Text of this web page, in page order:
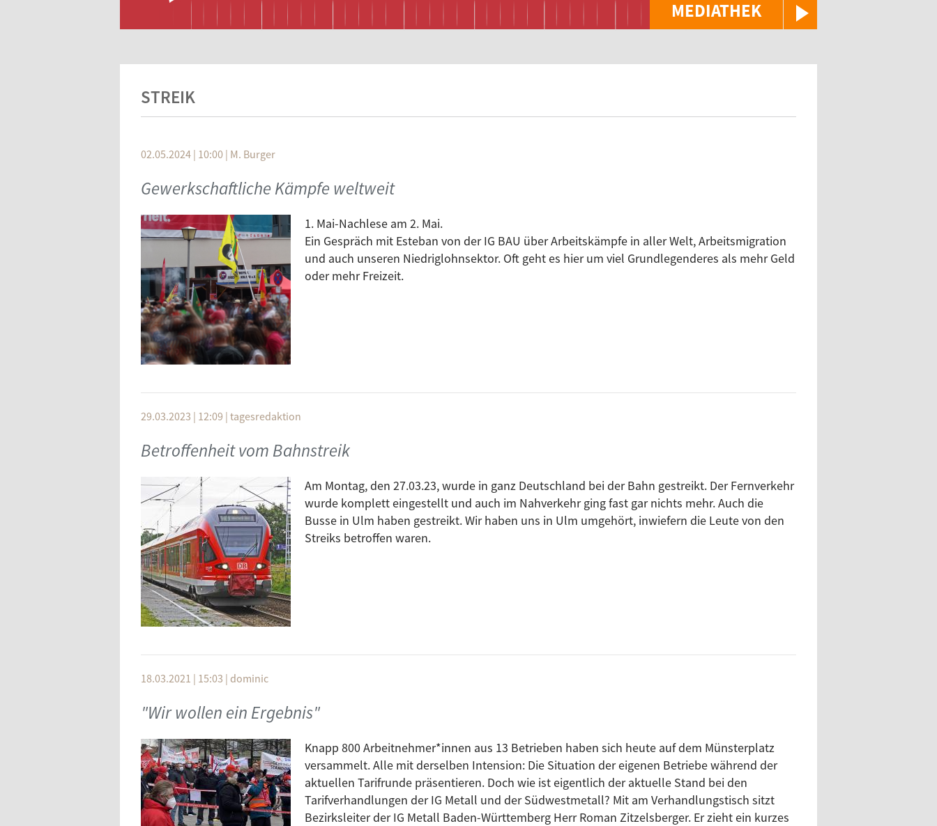
MEDIATHEK
STREIK
02.05.2024 | 10:00 | M. Burger
Gewerkschaftliche Kämpfe weltweit
1. Mai-Nachlese am 2. Mai.
Ein Gespräch mit Esteban von der IG BAU über Arbeitskämpfe in aller Welt, Arbeitsmigration
und auch unseren Niedriglohnsektor. Oft geht es hier um viel Grundlegenderes als mehr Geld
oder mehr Freizeit.
29.03.2023 | 12:09 | tagesredaktion
Betroffenheit vom Bahnstreik
Am Montag, den 27.03.23, wurde in ganz Deutschland bei der Bahn gestreikt. Der Fernverkehr
wurde komplett eingestellt und auch im Nahverkehr ging fast gar nichts mehr. Auch die
Busse in Ulm haben gestreikt. Wir haben uns in Ulm umgehört, inwiefern die Leute von den
Streiks betroffen waren.
18.03.2021 | 15:03 | dominic
"Wir wollen ein Ergebnis"
Knapp 800 Arbeitnehmer*innen aus 13 Betrieben haben sich heute auf dem Münsterplatz
versammelt. Alle mit derselben Intension: Die Situation der eigenen Betriebe während der
aktuellen Tarifrunde präsentieren. Doch wie ist eigentlich der aktuelle Stand bei den
Tarifverhandlungen der IG Metall und der Südwestmetall? Mit am Verhandlungstisch sitzt
Bezirksleiter der IG Metall Baden-Württemberg Herr Roman Zitzelsberger. Er zieht ein kurzes